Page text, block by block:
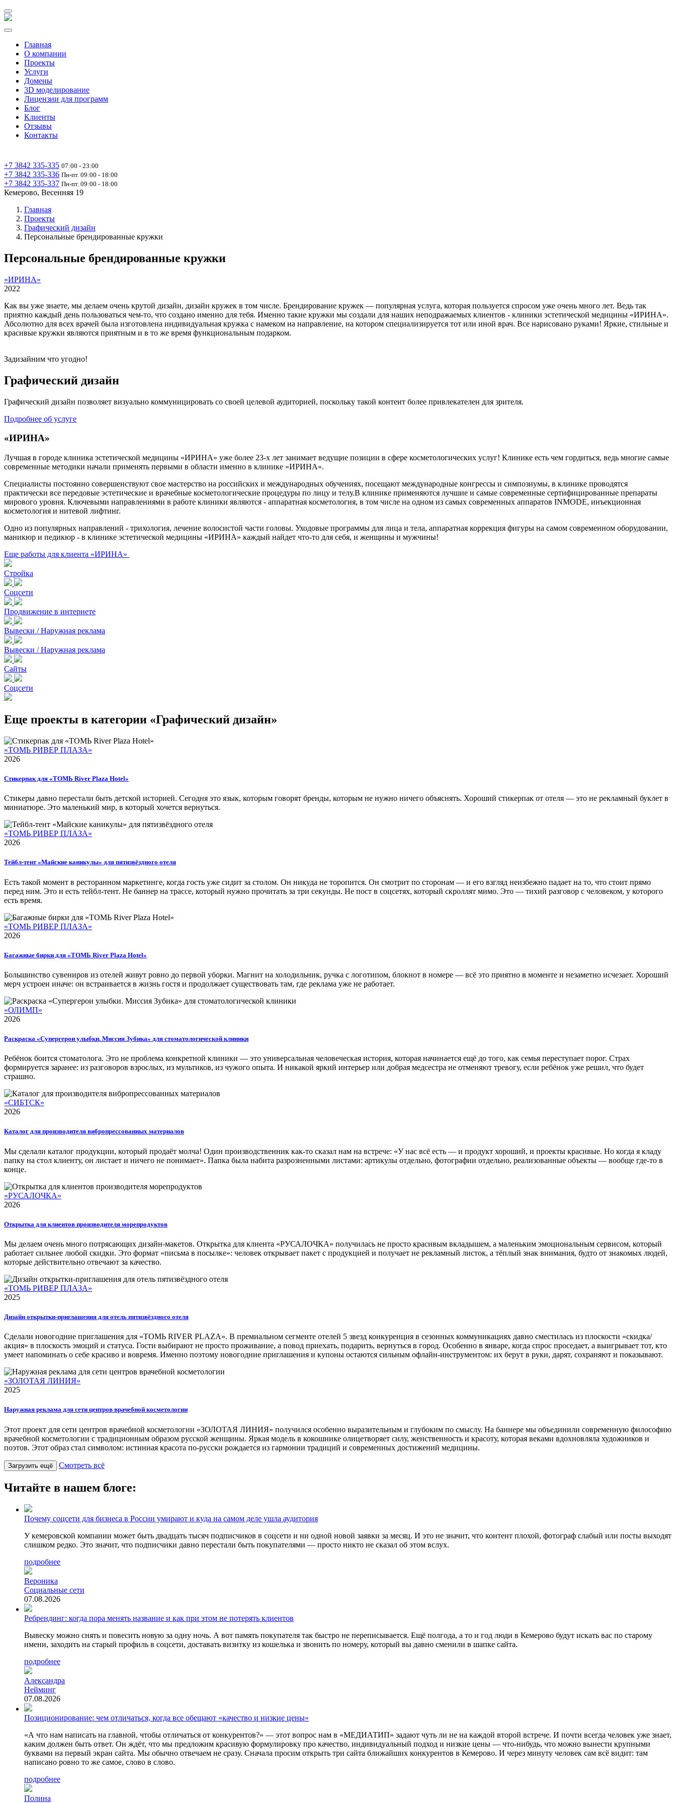
Главная
О компании
Проекты
Услуги
Домены
3D моделирование
Лицензии для программ
Блог
Клиенты
Отзывы
Контакты
+7 3842 335‑335 07:00 - 23:00
+7 3842 335‑336 Пн-пт. 09:00 - 18:00
+7 3842 335‑337 Пн-пт. 09:00 - 18:00
Кемерово, Весенняя 19
Главная
Проекты
Графический дизайн
Персональные брендированные кружки
Персональные брендированные кружки
«ИРИНА»
2022
Как вы уже знаете, мы делаем очень крутой дизайн, дизайн кружек в том числе. Брендирование кружек — популярная услуга, которая пользуется спросом уже очень много лет. Ведь так
приятно каждый день пользоваться чем-то, что создано именно для тебя. Именно такие кружки мы создали для наших неподражаемых клиентов - клиники эстетической медицины «ИРИНА».
Абсолютно для всех врачей была изготовлена индивидуальная кружка с намеком на направление, на котором специализируется тот или иной врач. Все нарисовано руками! Яркие, стильные и
красивые кружки являются приятным и в то же время функциональным подарком.
Задизайним что угодно!
Графический дизайн
Графический дизайн позволяет визуально коммуницировать со своей целевой аудиторией, поскольку такой контент более привлекателен для зрителя.
Подробнее об услуге
«ИРИНА»
Лучшая в городе клиника эстетической медицины «ИРИНА» уже более 23-х лет занимает ведущие позиции в сфере косметологических услуг! Клинике есть чем гордиться, ведь многие самые
современные методики начали применять первыми в области именно в клинике «ИРИНА».
Специалисты постоянно совершенствуют свое мастерство на российских и международных обучениях, посещают международные конгрессы и симпозиумы, в клинике проводятся
практически все передовые эстетические и врачебные косметологические процедуры по лицу и телу.В клинике применяются лучшие и самые современные сертифицированные препараты
мирового уровня. Ключевыми направлениями в работе клиники являются - аппаратная косметология, в том числе на одном из самых современных аппаратов INMODE, инъекционная
косметология и нитевой лифтинг.
Одно из популярных направлений - трихология, лечение волосистой части головы. Уходовые программы для лица и тела, аппаратная коррекция фигуры на самом современном оборудовании,
маникюр и педикюр - в клинике эстетической медицины «ИРИНА» каждый найдет что-то для себя, и женщины и мужчины!
Еще работы для клиента «ИРИНА»
Стройка
Соцсети
Продвижение в интернете
Вывески / Наружная реклама
Вывески / Наружная реклама
Сайты
Соцсети
Еще проекты в категории «Графический дизайн»
«ТОМЬ РИВЕР ПЛАЗА»
2026
Стикерпак для «ТОМЬ River Plaza Hotel»
Стикеры давно перестали быть детской историей. Сегодня это язык, которым говорят бренды, которым не нужно ничего объяснять. Хороший стикерпак от отеля — это не рекламный буклет в
миниатюре. Это маленький мир, в который хочется вернуться.
«ТОМЬ РИВЕР ПЛАЗА»
2026
Тейбл-тент «Майские каникулы» для пятизвёздного отеля
Есть такой момент в ресторанном маркетинге, когда гость уже сидит за столом. Он никуда не торопится. Он смотрит по сторонам — и его взгляд неизбежно падает на то, что стоит прямо
перед ним. Это и есть тейбл-тент. Не баннер на трассе, который нужно прочитать за три секунды. Не пост в соцсетях, который скроллят мимо. Это — тихий разговор с человеком, у которого
есть время.
«ТОМЬ РИВЕР ПЛАЗА»
2026
Багажные бирки для «ТОМЬ River Plaza Hotel»
Большинство сувениров из отелей живут ровно до первой уборки. Магнит на холодильник, ручка с логотипом, блокнот в номере — всё это приятно в моменте и незаметно исчезает. Хороший
мерч устроен иначе: он встраивается в жизнь гостя и продолжает существовать там, где реклама уже не работает.
«ОЛИМП»
2026
Раскраска «Супергерои улыбки. Миссия Зубика» для стоматологической клиники
Ребёнок боится стоматолога. Это не проблема конкретной клиники — это универсальная человеческая история, которая начинается ещё до того, как семья переступает порог. Страх
формируется заранее: из разговоров взрослых, из мультиков, из чужого опыта. И никакой яркий интерьер или добрая медсестра не отменяют тревогу, если ребёнок уже решил, что будет
страшно.
«СИБТСК»
2026
Каталог для производителя вибропрессованных материалов
Мы сделали каталог продукции, который продаёт молча! Один производственник как-то сказал нам на встрече: «У нас всё есть — и продукт хороший, и проекты красивые. Но когда я кладу
папку на стол клиенту, он листает и ничего не понимает». Папка была набита разрозненными листами: артикулы отдельно, фотографии отдельно, реализованные объекты — вообще где-то в
конце.
«РУСАЛОЧКА»
2026
Открытка для клиентов производителя морепродуктов
Мы делаем очень много потрясающих дизайн-макетов. Открытка для клиента «РУСАЛОЧКА» получилась не просто красивым вкладышем, а маленьким эмоциональным сервисом, который
работает сильнее любой скидки. Это формат «письма в посылке»: человек открывает пакет с продукцией и получает не рекламный листок, а тёплый знак внимания, будто от знакомых людей,
которые действительно отвечают за качество.
«ТОМЬ РИВЕР ПЛАЗА»
2025
Дизайн открытки-приглашения для отель пятизвёздного отеля
Сделали новогодние приглашения для «ТОМЬ RIVER PLAZA». В премиальном сегменте отелей 5 звезд конкуренция в сезонных коммуникациях давно сместилась из плоскости «скидка/
акция» в плоскость эмоций и статуса. Гости выбирают не просто проживание, а повод приехать, подарить, вернуться в город. Особенно в январе, когда спрос проседает, а выигрывает тот, кто
умеет напоминать о себе красиво и вовремя. Именно поэтому новогодние приглашения и купоны остаются сильным офлайн-инструментом: их берут в руки, дарят, сохраняют и показывают.
«ЗОЛОТАЯ ЛИНИЯ»
2025
Наружная реклама для сети центров врачебной косметологии
Этот проект для сети центров врачебной косметологии «ЗОЛОТАЯ ЛИНИЯ» получился особенно выразительным и глубоким по смыслу. На баннере мы объединили современную философию
врачебной косметологии с традиционным образом русской женщины. Яркая модель в кокошнике олицетворяет силу, женственность и красоту, которая веками вдохновляла художников и
поэтов. Этот образ стал символом: истинная красота по-русски рождается из гармонии традиций и современных достижений медицины.
Загрузить ещё Смотреть всё
Читайте в нашем блоге:
Почему соцсети для бизнеса в России умирают и куда на самом деле ушла аудитория
У кемеровской компании может быть двадцать тысяч подписчиков в соцсети и ни одной новой заявки за месяц. И это не значит, что контент плохой, фотограф слабый или посты выходят
слишком редко. Это значит, что подписчики давно перестали быть покупателями — просто никто не сказал об этом вслух.
подробнее
Вероника
Социальные сети
07.08.2026
Ребрендинг: когда пора менять название и как при этом не потерять клиентов
Вывеску можно снять и повесить новую за одну ночь. А вот память покупателя так быстро не переписывается. Ещё полгода, а то и год люди в Кемерово будут искать вас по старому
имени, заходить на старый профиль в соцсети, доставать визитку из кошелька и звонить по номеру, который вы давно сменили в шапке сайта.
подробнее
Александра
Нейминг
07.08.2026
Позиционирование: чем отличаться, когда все обещают «качество и низкие цены»
«А что нам написать на главной, чтобы отличаться от конкурентов?» — этот вопрос нам в «МЕДИАТИП» задают чуть ли не на каждой второй встрече. И почти всегда человек уже знает,
каким должен быть ответ. Он ждёт, что мы предложим красивую формулировку про качество, индивидуальный подход и низкие цены — что-нибудь, что можно вынести крупными
буквами на первый экран сайта. Мы обычно отвечаем не сразу. Сначала просим открыть три сайта ближайших конкурентов в Кемерово. И через минуту человек сам всё видит: там
написано ровно то же самое, слово в слово.
подробнее
Полина